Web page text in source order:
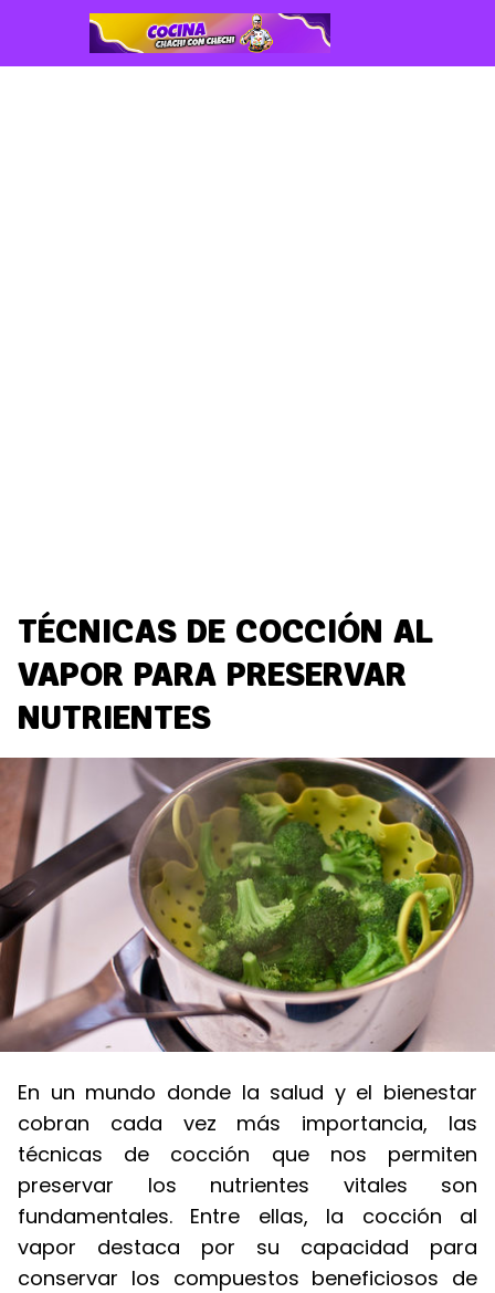
TÉCNICAS DE COCCIÓN AL
VAPOR PARA PRESERVAR
NUTRIENTES
En un mundo donde la salud y el bienestar
cobran cada vez más importancia, las
técnicas de cocción que nos permiten
preservar los nutrientes vitales son
fundamentales. Entre ellas, la cocción al
vapor destaca por su capacidad para
conservar los compuestos beneficiosos de